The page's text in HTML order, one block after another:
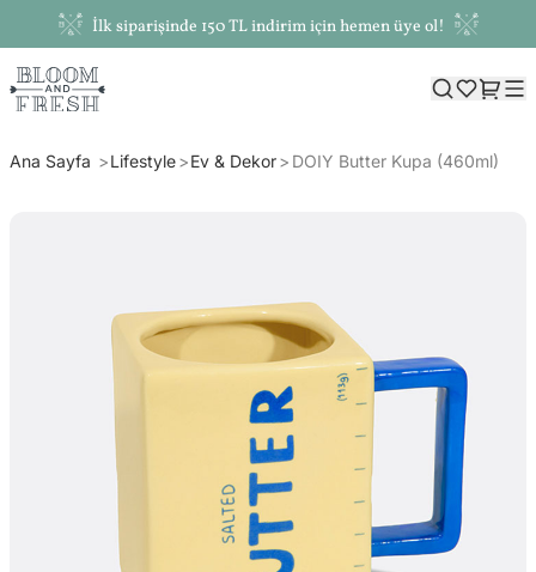
İlk siparişinde 150 TL indirim için hemen üye ol!
Ana Sayfa Lifestyle Ev & Dekor DOIY Butter Kupa (460ml)